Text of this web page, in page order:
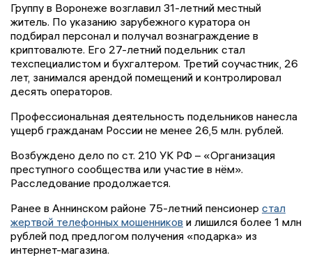
Группу в Воронеже возглавил 31-летний местный
житель. По указанию зарубежного куратора он
подбирал персонал и получал вознаграждение в
криптовалюте. Его 27-летний подельник стал
техспециалистом и бухгалтером. Третий соучастник, 26
лет, занимался арендой помещений и контролировал
десять операторов.
Профессиональная деятельность подельников нанесла
ущерб гражданам России не менее 26,5 млн. рублей.
Возбуждено дело по ст. 210 УК РФ – «Организация
преступного сообщества или участие в нём».
Расследование продолжается.
Ранее в Аннинском районе 75-летний пенсионер стал
жертвой телефонных мошенников и лишился более 1 млн
рублей под предлогом получения «подарка» из
интернет-магазина.